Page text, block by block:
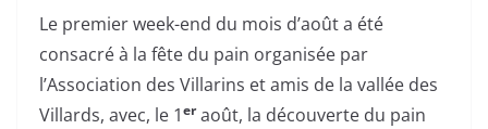
Le premier week-end du mois d’août a été
consacré à la fête du pain organisée par
l’Association des Villarins et amis de la vallée des
Villards, avec, le 1eraoût, la découverte du pain